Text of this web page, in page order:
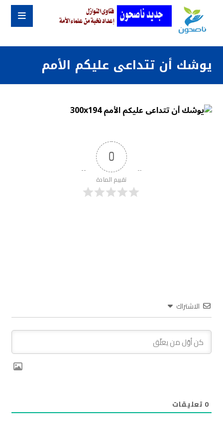
يوشك أن تتداعى عليكم الأمم
0
تقييم المادة
الاشتراك
0 تعليقات